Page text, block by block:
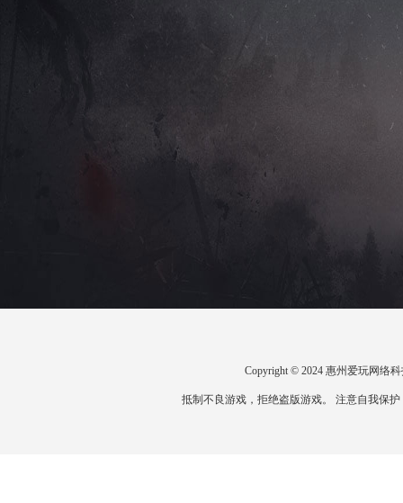
Copyright © 2024 惠州爱玩网络
抵制不良游戏，拒绝盗版游戏。 注意自我保